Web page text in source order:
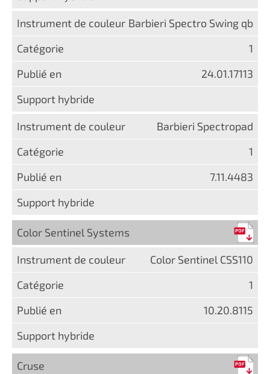
Barbieri Spectro Swing qb
1
24.01.17113
Barbieri Spectropad
1
7.11.4483
Color Sentinel Systems
Color Sentinel CSS110
1
10.20.8115
Cruse